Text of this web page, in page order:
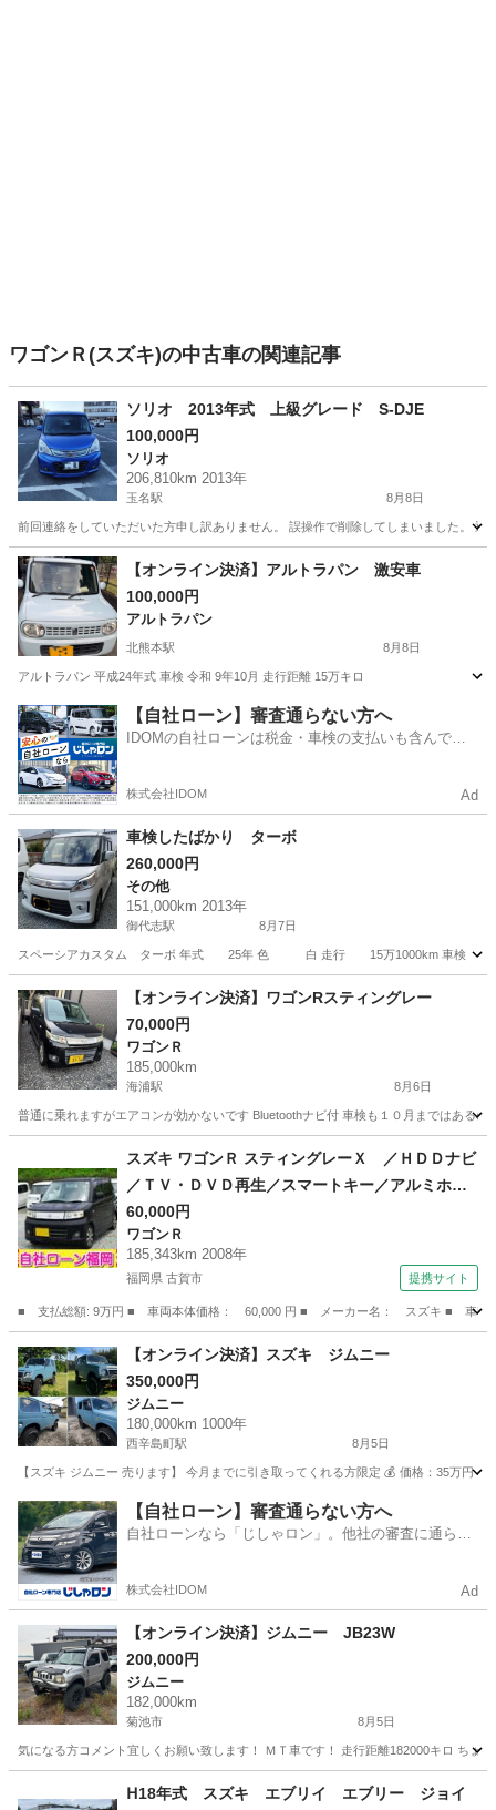
ワゴンＲ(スズキ)の中古車の関連記事
ソリオ 2013年式 上級グレード S-DJE
100,000円
ソリオ
206,810km 2013年
玉名駅 8月8日
前回連絡をしていただいた方申し訳ありません。 誤操作で削除してしまいました。
熊本 玉名市 玉名駅 ソリオ
【オンライン決済】アルトラパン 激安車
100,000円
アルトラパン
北熊本駅 8月8日
アルトラパン 平成24年式 車検 令和 9年10月 走行距離 15万キロ
熊本 熊本市 北熊本駅 アルトラパン
【自社ローン】審査通らない方へ
IDOMの自社ローンは税金・車検の支払いも含んでい
株式会社IDOM Ad
車検したばかり ターボ
260,000円
その他
151,000km 2013年
御代志駅 8月7日
スペーシアカスタム ターボ 年式 25年 色 白 走行 15万1000km 車検 10年8月
熊本 菊池市 御代志駅 その他
【オンライン決済】ワゴンRスティングレー
70,000円
ワゴンＲ
185,000km
海浦駅 8月6日
普通に乗れますがエアコンが効かないです Bluetoothナビ付 車検も１０月まではある
海浦駅 ワゴンＲ
スズキ ワゴンＲ スティングレーＸ ／ＨＤＤナビ
／ＴＶ・ＤＶＤ再生／スマートキー／アルミホイ
ール／ＨＩＤライト／盗難防止／電格ミラー／タ
イミングチェーン （検9.6）
60,000円
ワゴンＲ
185,343km 2008年
福岡県 古賀市 提携サイト
■ 支払総額: 9万円 ■ 車両本体価格： 60,000 円 ■ メーカー名： スズキ ■ 車種名
福岡 古賀市 ワゴンＲ
【オンライン決済】スズキ ジムニー
350,000円
ジムニー
180,000km 1000年
西辛島町駅 8月5日
【スズキ ジムニー 売ります】 今月までに引き取ってくれる方限定 💰 価格：35万円
熊本 熊本市 西辛島町駅 ジムニー 走行距離
【自社ローン】審査通らない方へ
自社ローンなら「じしゃロン」。他社の審査に通らな
株式会社IDOM Ad
【オンライン決済】ジムニー JB23W
200,000円
ジムニー
182,000km
菊池市 8月5日
気になる方コメント宜しくお願い致します！ ＭＴ車です！ 走行距離182000キロ ちょ
ジムニー 走行距離
ᕼ18年式 スズキ エブリイ エブリー ジョイ